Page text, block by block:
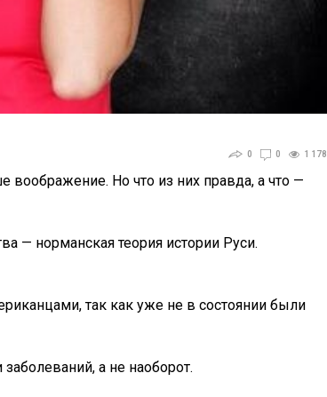
0 0 1 178
Но что из них правда, а что —
— норманская теория истории Руси.
так как уже не в состоянии были
а не наоборот.